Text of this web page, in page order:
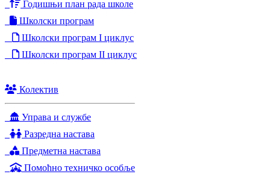
Годишњи план рада школе
Школски програм
Школски програм I циклус
Школски програм II циклус
Колектив
Управа и службе
Разредна настава
Предметна настава
Помоћно техничко особље